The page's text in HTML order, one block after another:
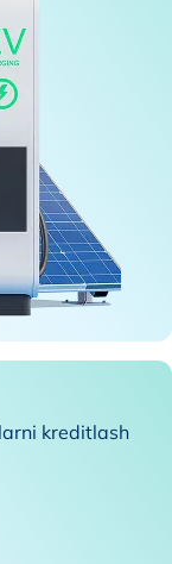
kreditlash